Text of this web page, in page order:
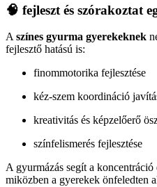
🧠 fejleszt és szórakoztat
A színes gyurma gyerekeknek
fejlesztő hatású is:
finommotorika fejlesztése
kéz-szem koordináció
kreativitás és képzelőerő
színfelismerés fejlesztése
A gyurmázás segít a koncentráció
miközben a gyerekek önfeledten